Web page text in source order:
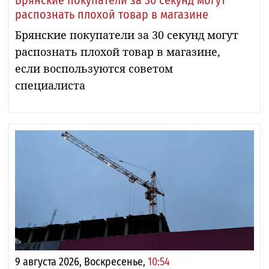
распознать плохой товар в магазине
Брянские покупатели за 30 секунд могут
распознать плохой товар в магазине,
если воспользуются советом
специалиста
9 августа 2026, Воскресенье, 10:54